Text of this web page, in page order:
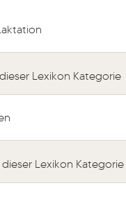
Lexikon Kategorie
dieser Lexikon Kategorie